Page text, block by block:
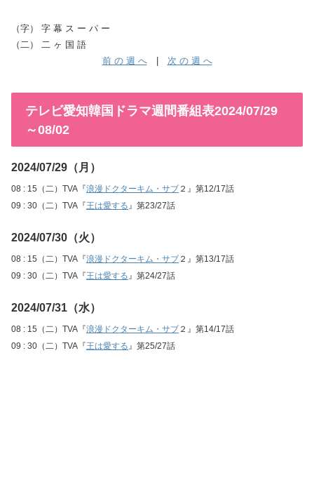
（字） 字 幕 ス ー パ ー
（二） 二 ヶ 国 語
前 の 週 へ| 次 の 週 へ
テレビ愛知韓国ドラマ週間番組表2024/07/29
～08/02
2024/07/29（月）
08 : 15（二）TVA『浪漫ドクターキム・サブ ２』第12/17話
09 : 30（二）TVA『王は愛する』第23/27話
2024/07/30（火）
08 : 15（二）TVA『浪漫ドクターキム・サブ ２』第13/17話
09 : 30（二）TVA『王は愛する』第24/27話
2024/07/31（水）
08 : 15（二）TVA『浪漫ドクターキム・サブ ２』第14/17話
09 : 30（二）TVA『王は愛する』第25/27話